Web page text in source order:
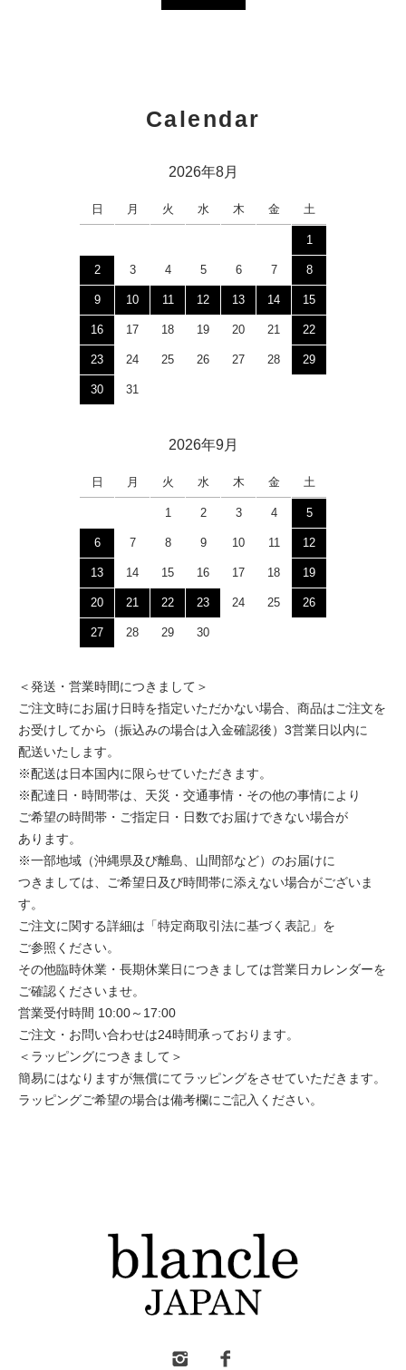
Calendar
2026年8月
日 月 火 水 木 金 土
1
2 3 4 5 6 7 8
9 10 11 12 13 14 15
16 17 18 19 20 21 22
23 24 25 26 27 28 29
30 31
2026年9月
日 月 火 水 木 金 土
1 2 3 4 5
6 7 8 9 10 11 12
13 14 15 16 17 18 19
20 21 22 23 24 25 26
27 28 29 30
＜発送・営業時間につきまして＞
ご注文時にお届け日時を指定いただかない場合、商品はご注文を
お受けしてから（振込みの場合は入金確認後）3営業日以内に
配送いたします。
※配送は日本国内に限らせていただきます。
※配達日・時間帯は、天災・交通事情・その他の事情により
ご希望の時間帯・ご指定日・日数でお届けできない場合が
あります。
※一部地域（沖縄県及び離島、山間部など）のお届けに
つきましては、ご希望日及び時間帯に添えない場合がございま
す。
ご注文に関する詳細は「特定商取引法に基づく表記」を
ご参照ください。
その他臨時休業・長期休業日につきましては営業日カレンダーを
ご確認くださいませ。
営業受付時間 10:00～17:00
ご注文・お問い合わせは24時間承っております。
＜ラッピングにつきまして＞
簡易にはなりますが無償にてラッピングをさせていただきます。
ラッピングご希望の場合は備考欄にご記入ください。